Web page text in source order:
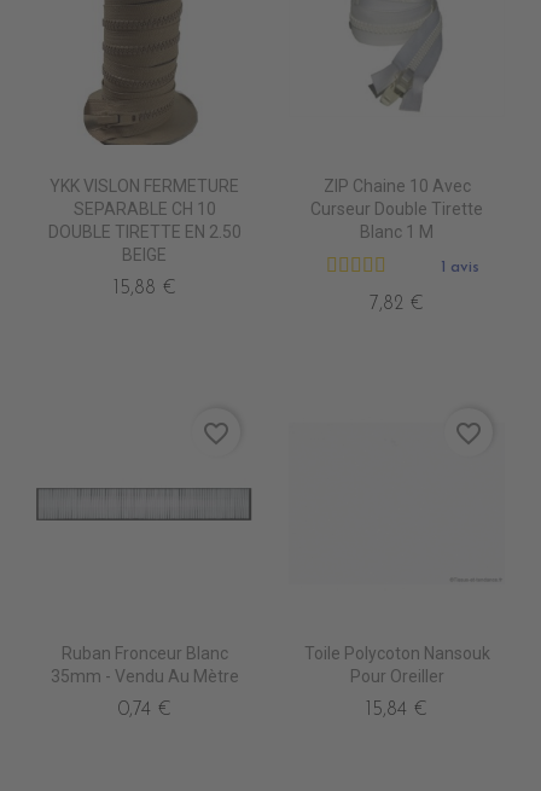
YKK VISLON FERMETURE
SEPARABLE CH 10
DOUBLE TIRETTE EN 2.50
BEIGE
15,88 €
ZIP Chaine 10 Avec
Curseur Double Tirette
Blanc 1 M
1 avis
7,82 €
Ruban Fronceur Blanc
35mm - Vendu Au Mètre
0,74 €
favorite_border
Toile Polycoton Nansouk
Pour Oreiller
15,84 €
favorite_border